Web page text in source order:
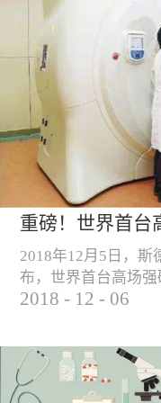
重磅！世界首台
认证！
2018年12月5日，斯
布，世界首台高场
正式获得FDA认证，
2018年6月高场强磁
来， Elekta Unity一
的治疗，我们很高兴
2018 - 12 - 06